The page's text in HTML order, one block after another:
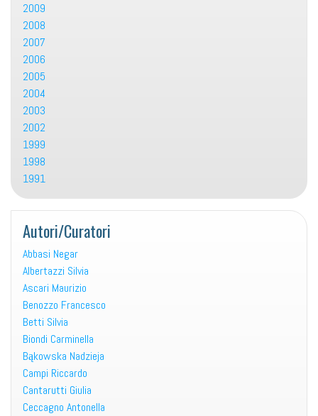
2009
2008
2007
2006
2005
2004
2003
2002
1999
1998
1991
Autori/Curatori
Abbasi Negar
Albertazzi Silvia
Ascari Maurizio
Benozzo Francesco
Betti Silvia
Biondi Carminella
Bąkowska Nadzieja
Campi Riccardo
Cantarutti Giulia
Ceccagno Antonella